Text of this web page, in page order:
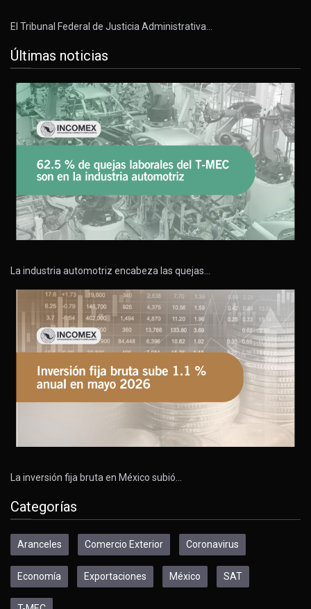
El Tribunal Federal de Justicia Administrativa…
Últimas noticias
La industria automotriz encabeza las quejas…
La inversión fija bruta en México subió…
Categorías
Aranceles Comercio Exterior Coronavirus
Economía Exportaciones México SAT